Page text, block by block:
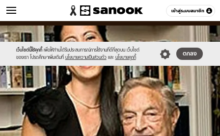
เข้าสู่ระบบสมาชิก
ข่าว หมวดอื่นๆ
เว็บไซต์นี้ใช้คุกกี้ เพื่อให้ท่านได้รับประสบการณ์การใช้งานที่ดีที่สุดบน เว็บไซต์
ของเรา โปรดศึกษาเพิ่มเติมที่ นโยบายความเป็นส่วนตัว และ นโยบายคุกกี้
ตกลง
Sanook
//s.isanook.com/sr/0/images/logo-
new-
sanook.png
600
60
//s.isanook.com/ns/0/ud/227/1136000/2.jpg